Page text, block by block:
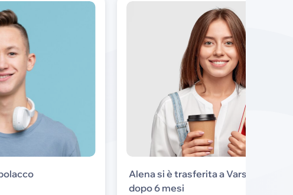
Alena si è trasferita a Varsavia
dopo 6 mesi